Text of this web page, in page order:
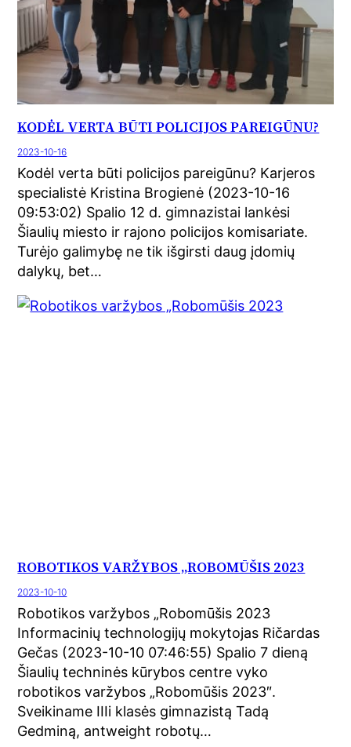
KODĖL VERTA BŪTI POLICIJOS PAREIGŪNU?
2023-10-16
Kodėl verta būti policijos pareigūnu? Karjeros
specialistė Kristina Brogienė (2023-10-16
09:53:02) Spalio 12 d. gimnazistai lankėsi
Šiaulių miesto ir rajono policijos komisariate.
Turėjo galimybę ne tik išgirsti daug įdomių
dalykų, bet…
ROBOTIKOS VARŽYBOS „ROBOMŪŠIS 2023
2023-10-10
Robotikos varžybos „Robomūšis 2023
Informacinių technologijų mokytojas Ričardas
Gečas (2023-10-10 07:46:55) Spalio 7 dieną
Šiaulių techninės kūrybos centre vyko
robotikos varžybos „Robomūšis 2023″.
Sveikiname IIIi klasės gimnazistą Tadą
Gedminą, antweight robotų…